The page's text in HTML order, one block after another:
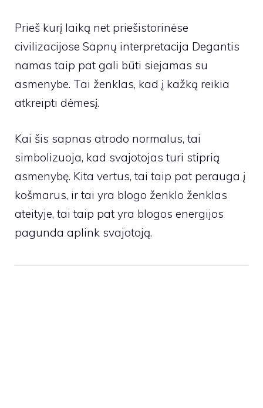
Prieš kurį laiką net priešistorinėse
civilizacijose Sapnų interpretacija Degantis
namas taip pat gali būti siejamas su
asmenybe. Tai ženklas, kad į kažką reikia
atkreipti dėmesį.
Kai šis sapnas atrodo normalus, tai
simbolizuoja, kad svajotojas turi stiprią
asmenybę. Kita vertus, tai taip pat perauga į
košmarus, ir tai yra blogo ženklo ženklas
ateityje, tai taip pat yra blogos energijos
pagunda aplink svajotoją.